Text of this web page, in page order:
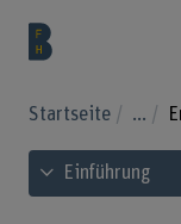
Startseite ...
Inhaltsverzeichnis
Einführung